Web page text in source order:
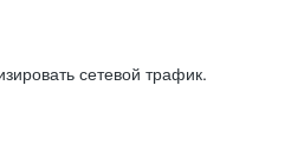
сетевой трафик.